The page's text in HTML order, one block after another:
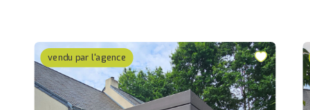
vendu par l'agence